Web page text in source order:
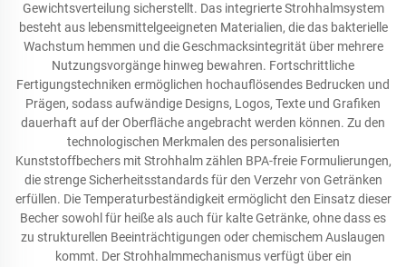
Gewichtsverteilung sicherstellt. Das integrierte Strohhalmsystem
besteht aus lebensmittelgeeigneten Materialien, die das bakterielle
Wachstum hemmen und die Geschmacksintegrität über mehrere
Nutzungsvorgänge hinweg bewahren. Fortschrittliche
Fertigungstechniken ermöglichen hochauflösendes Bedrucken und
Prägen, sodass aufwändige Designs, Logos, Texte und Grafiken
dauerhaft auf der Oberfläche angebracht werden können. Zu den
technologischen Merkmalen des personalisierten
Kunststoffbechers mit Strohhalm zählen BPA-freie Formulierungen,
die strenge Sicherheitsstandards für den Verzehr von Getränken
erfüllen. Die Temperaturbeständigkeit ermöglicht den Einsatz dieser
Becher sowohl für heiße als auch für kalte Getränke, ohne dass es
zu strukturellen Beeinträchtigungen oder chemischem Auslaugen
kommt. Der Strohhalmmechanismus verfügt über ein